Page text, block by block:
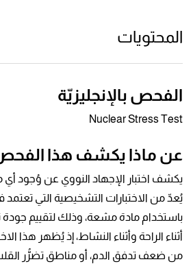
المحتويات
الفحص بالإنجليزيّة
Nuclear Stress Test
عن ماذا يكشف هذا
يكشف اختبار الإجهاد النووي عن وُجود
يُعدّ من الاختبارات التشخيصية التي تعتمد
باستخدام مادة مشعة، وذلك لتقييم
أثناء الراحة وأثناء النشاط، إذ يُظهر هذا
من ضعف تدفق الدم، أو مناطق تضرُّر